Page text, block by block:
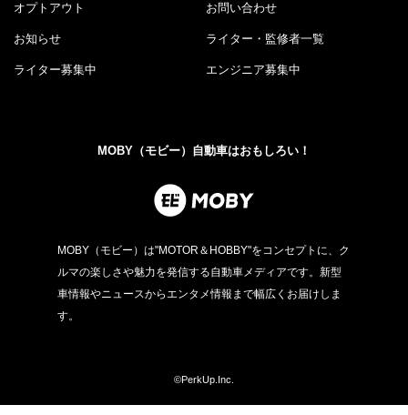
オプトアウト お問い合わせ
お知らせ ライター・監修者一覧
ライター募集中 エンジニア募集中
MOBY（モビー）自動車はおもしろい！
MOBY（モビー）は"MOTOR＆HOBBY"をコンセプトに、ク
ルマの楽しさや魅力を発信する自動車メディアです。新型
車情報やニュースからエンタメ情報まで幅広くお届けしま
す。
©PerkUp.Inc.